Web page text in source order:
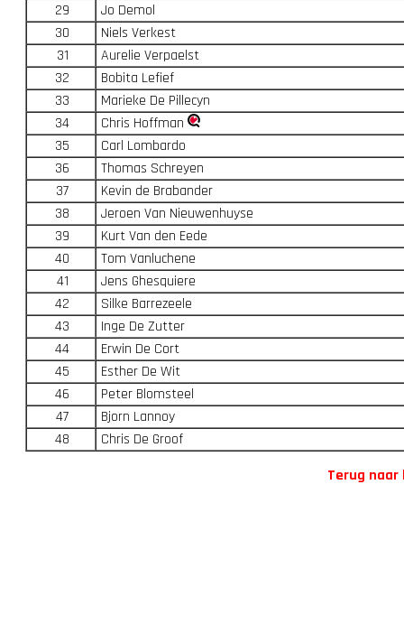
29
Jo Demol
30
Niels Verkest
31
Aurelie Verpaelst
32
Bobita Lefief
33
Marieke De Pillecyn
34
Chris Hoffman
35
Carl Lombardo
36
Thomas Schreyen
37
Kevin de Brabander
38
Jeroen Van Nieuwenhuyse
39
Kurt Van den Eede
40
Tom Vanluchene
41
Jens Ghesquiere
42
Silke Barrezeele
43
Inge De Zutter
44
Erwin De Cort
45
Esther De Wit
46
Peter Blomsteel
47
Bjorn Lannoy
48
Chris De Groof
Terug